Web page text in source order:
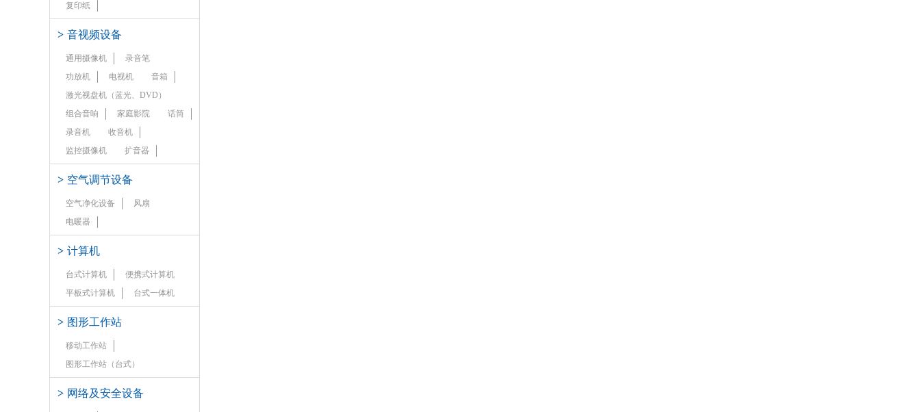
复印纸
> 音视频设备
通用摄像机
录音笔
功放机
电视机
音箱
激光视盘机（蓝光、DVD）
组合音响
家庭影院
话筒
录音机
收音机
监控摄像机
扩音器
> 空气调节设备
空气净化设备
风扇
电暖器
> 计算机
台式计算机
便携式计算机
平板式计算机
台式一体机
> 图形工作站
移动工作站
图形工作站（台式）
> 网络及安全设备